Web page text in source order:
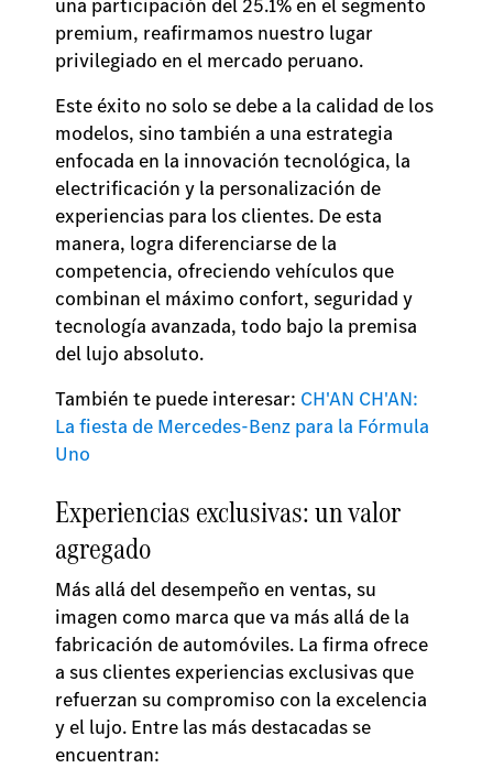
premium, reafirmamos nuestro lugar
privilegiado en el mercado peruano.
Este éxito no solo se debe a la calidad de los
modelos, sino también a una estrategia
enfocada en la innovación tecnológica, la
electrificación y la personalización de
experiencias para los clientes. De esta
manera, logra diferenciarse de la
competencia, ofreciendo vehículos que
combinan el máximo confort, seguridad y
tecnología avanzada, todo bajo la premisa
del lujo absoluto.
También te puede interesar: CH'AN CH'AN:
La fiesta de Mercedes-Benz para la Fórmula
Uno
Experiencias exclusivas: un valor
agregado
Más allá del desempeño en ventas, su
imagen como marca que va más allá de la
fabricación de automóviles. La firma ofrece
a sus clientes experiencias exclusivas que
refuerzan su compromiso con la excelencia
y el lujo. Entre las más destacadas se
encuentran: